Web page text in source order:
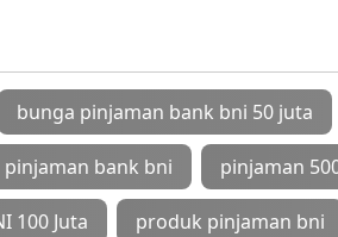
bunga pinjaman bank bni 50 juta
bank bni pinjaman
100 Juta produk pinjaman bni